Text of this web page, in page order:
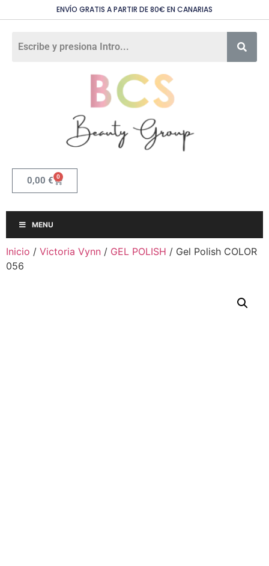
ENVÍO GRATIS A PARTIR DE 80€ EN CANARIAS
0,00 € 0
MENU
Inicio / Victoria Vynn / GEL POLISH / Gel Polish COLOR
056